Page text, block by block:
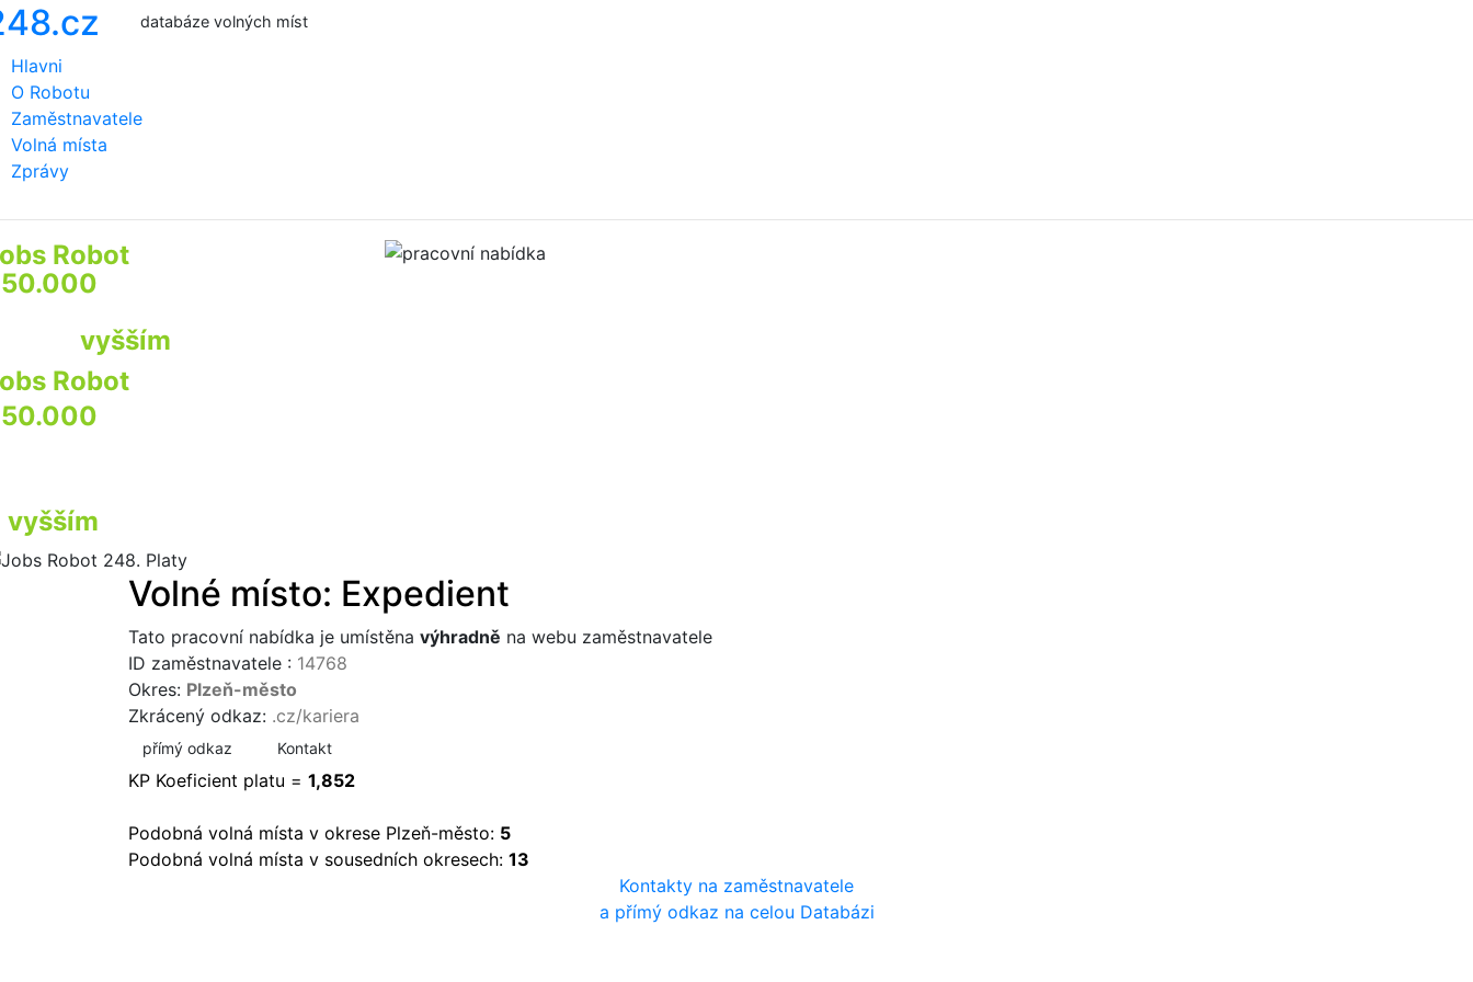
Hlavni
O Robotu
Zaměstnavatele
Volná místa
Zprávy
databáze volných míst
Robot
vyšším
Robot
vyšším
Volné místo: Expedient
Tato pracovní nabídka je umístěna výhradně na webu zaměstnavatele
ID zaměstnavatele : 14768
Okres: Plzeň-město
Zkrácený odkaz: .cz/kariera
přímý odkaz Kontakt
KP Koeficient platu = 1,852
Podobná volná místa v okrese Plzeň-město: 5
Podobná volná místa v sousedních okresech: 13
Kontakty na zaměstnavatele
a přímý odkaz na celou Databázi